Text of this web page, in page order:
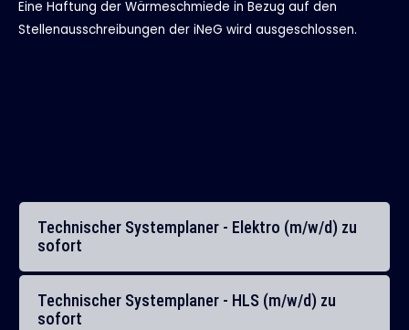
Eine Haftung der Wärmeschmiede in Bezug auf den
Stellenausschreibungen der iNeG wird ausgeschlossen.
Technischer Systemplaner - Elektro (m/w/d) zu
sofort
Technischer Systemplaner - HLS (m/w/d) zu
sofort